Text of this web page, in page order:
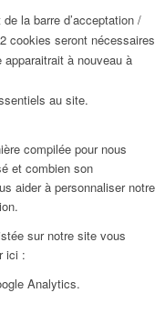
la barre d’acceptation /
cookies seront nécessaires
à nouveau à
au site.
compilée pour nous
et combien son
aider à personnaliser notre
sur notre site vous
ici :
Analytics.